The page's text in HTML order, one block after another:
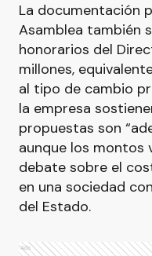
La documentación
Asamblea también
honorarios del
millones,
al tipo de cambio
la empresa
propuestas son
aunque los montos
debate sobre el
en una sociedad
del Estado.
Ads